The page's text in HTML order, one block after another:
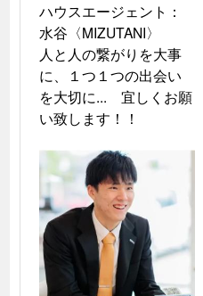
ハウスエージェント：
水谷〈MIZUTANI〉
人と人の繋がりを大事
に、１つ１つの出会い
を大切に...　宜しくお願
い致します！！